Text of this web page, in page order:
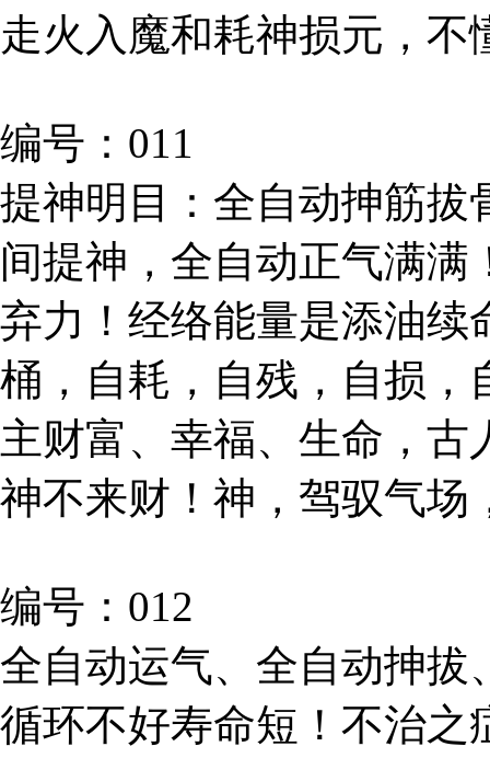
走火入魔和耗神损元，不
编号：011
提神明目：全自动抻筋拔
间提神，全自动正气满
弃力！经络能量是添油续
桶，自耗，自残，自损，
主财富、幸福、生命，
神不来财！神，驾驭气场
编号：012
全自动运气、全自动抻拔
循环不好寿命短！不治之